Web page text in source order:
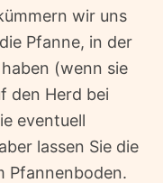
wir uns
Pfanne, in der
(wenn sie
den Herd bei
eventuell
lassen Sie die
Pfannenboden.